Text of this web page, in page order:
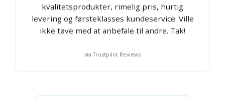
kvalitetsprodukter, rimelig pris, hurtig
levering og førsteklasses kundeservice. Ville
ikke tøve med at anbefale til andre. Tak!
via Trustpilot Reviews